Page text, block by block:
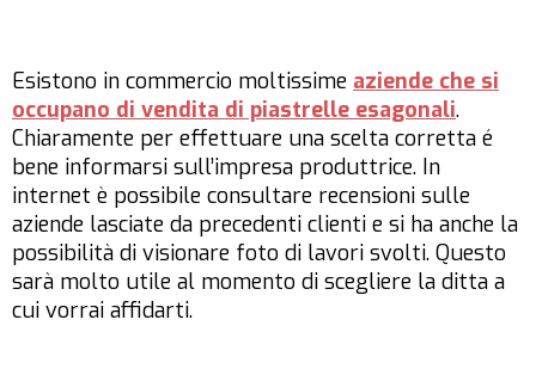
Esistono in commercio moltissime aziende che si
occupano di vendita di piastrelle esagonali.
Chiaramente per effettuare una scelta corretta é
bene informarsi sull’impresa produttrice. In
internet è possibile consultare recensioni sulle
aziende lasciate da precedenti clienti e si ha anche la
possibilità di visionare foto di lavori svolti. Questo
sarà molto utile al momento di scegliere la ditta a
cui vorrai affidarti.